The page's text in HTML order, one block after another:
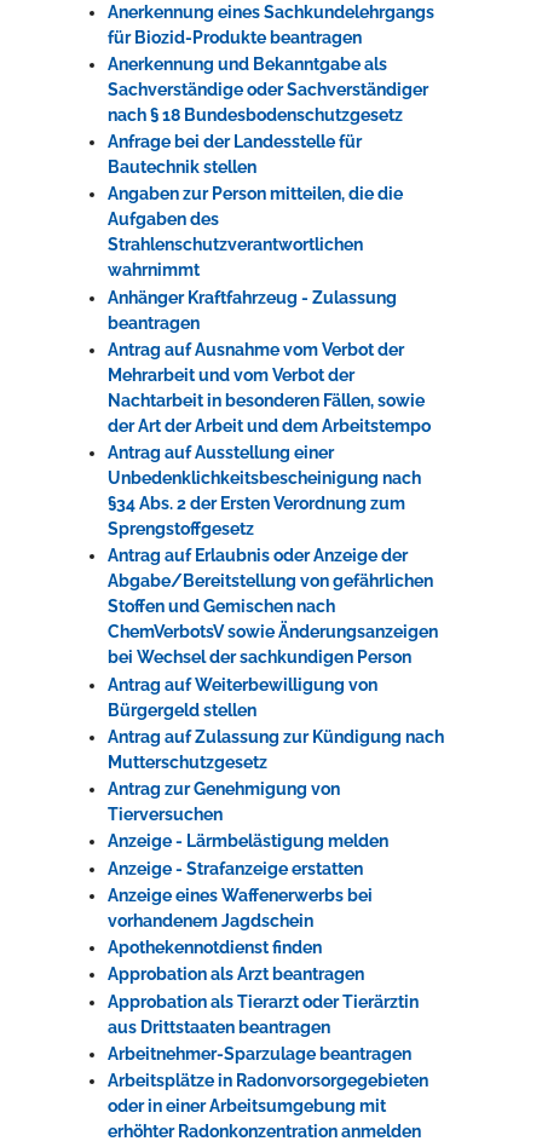
Anerkennung eines Sachkundelehrgangs
für Biozid-Produkte beantragen
Anerkennung und Bekanntgabe als
Sachverständige oder Sachverständiger
nach § 18 Bundesbodenschutzgesetz
Anfrage bei der Landesstelle für
Bautechnik stellen
Angaben zur Person mitteilen, die die
Aufgaben des
Strahlenschutzverantwortlichen
wahrnimmt
Anhänger Kraftfahrzeug - Zulassung
beantragen
Antrag auf Ausnahme vom Verbot der
Mehrarbeit und vom Verbot der
Nachtarbeit in besonderen Fällen, sowie
der Art der Arbeit und dem Arbeitstempo
Antrag auf Ausstellung einer
Unbedenklichkeitsbescheinigung nach
§34 Abs. 2 der Ersten Verordnung zum
Sprengstoffgesetz
Antrag auf Erlaubnis oder Anzeige der
Abgabe/Bereitstellung von gefährlichen
Stoffen und Gemischen nach
ChemVerbotsV sowie Änderungsanzeigen
bei Wechsel der sachkundigen Person
Antrag auf Weiterbewilligung von
Bürgergeld stellen
Antrag auf Zulassung zur Kündigung nach
Mutterschutzgesetz
Antrag zur Genehmigung von
Tierversuchen
Anzeige - Lärmbelästigung melden
Anzeige - Strafanzeige erstatten
Anzeige eines Waffenerwerbs bei
vorhandenem Jagdschein
Apothekennotdienst finden
Approbation als Arzt beantragen
Approbation als Tierarzt oder Tierärztin
aus Drittstaaten beantragen
Arbeitnehmer-Sparzulage beantragen
Arbeitsplätze in Radonvorsorgegebieten
oder in einer Arbeitsumgebung mit
erhöhter Radonkonzentration anmelden